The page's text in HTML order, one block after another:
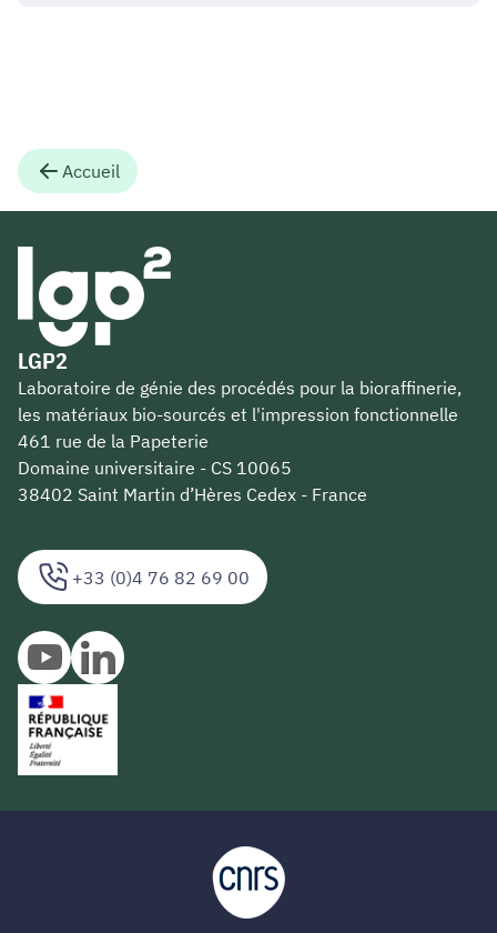
Accueil
+33 (0)4 76 82 69 00
LGP2
Laboratoire de génie des procédés pour la bioraffinerie,
les matériaux bio-sourcés et l'impression fonctionnelle
461 rue de la Papeterie
Domaine universitaire - CS 10065
38402 Saint Martin d’Hères Cedex - France